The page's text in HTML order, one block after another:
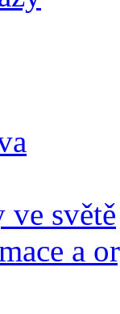
ve světě
a